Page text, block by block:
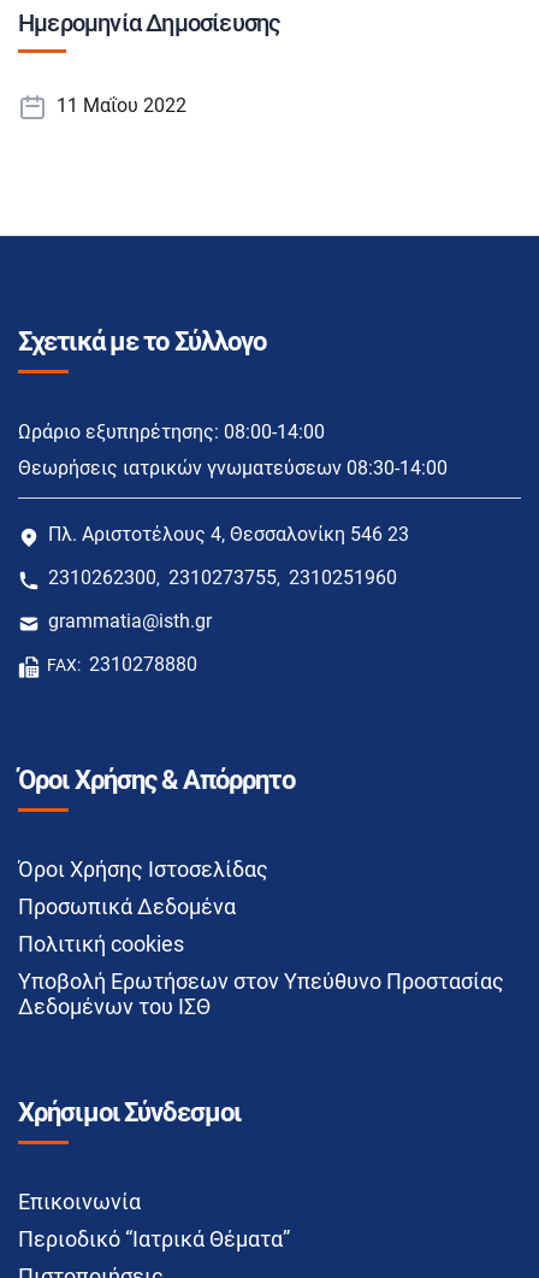
Ημερομηνία Δημοσίευσης
11 Μαΐου 2022
Σχετικά με το Σύλλογο
Ωράριο εξυπηρέτησης: 08:00-14:00
Θεωρήσεις ιατρικών γνωματεύσεων 08:30-14:00
Πλ. Αριστοτέλους 4, Θεσσαλονίκη 546 23
2310262300, 2310273755, 2310251960
grammatia@isth.gr
FAX: 2310278880
Όροι Χρήσης & Απόρρητο
Όροι Χρήσης Ιστοσελίδας
Προσωπικά Δεδομένα
Πολιτική cookies
Υποβολή Ερωτήσεων στον Υπεύθυνο Προστασίας
Δεδομένων του ΙΣΘ
Χρήσιμοι Σύνδεσμοι
Επικοινωνία
Περιοδικό “Ιατρικά Θέματα”